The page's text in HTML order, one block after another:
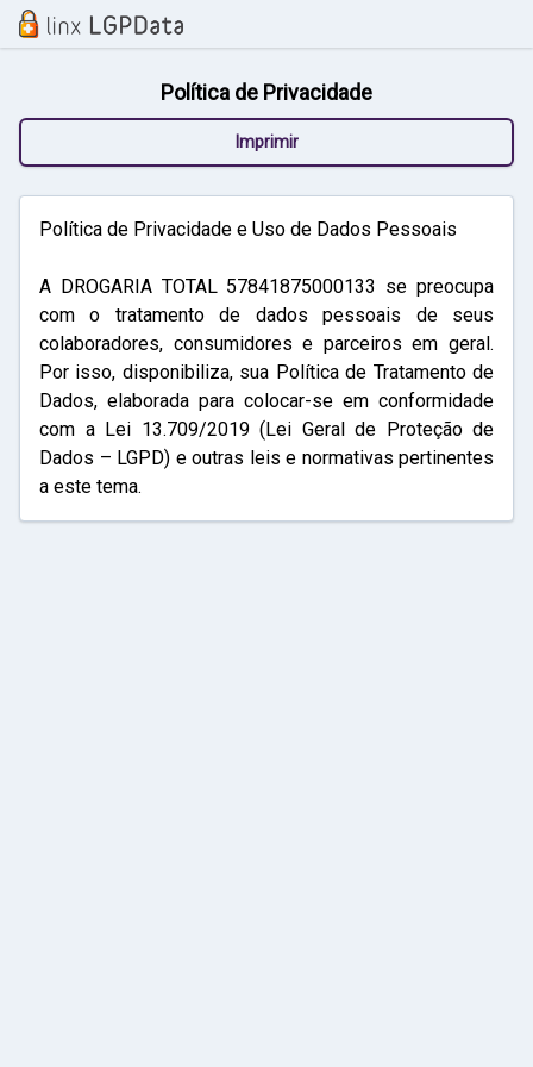
Política de Privacidade
Imprimir
Política de Privacidade e Uso de Dados Pessoais
A DROGARIA TOTAL 57841875000133 se preocupa
com o tratamento de dados pessoais de seus
colaboradores, consumidores e parceiros em geral.
Por isso, disponibiliza, sua Política de Tratamento de
Dados, elaborada para colocar-se em conformidade
com a Lei 13.709/2019 (Lei Geral de Proteção de
Dados – LGPD) e outras leis e normativas pertinentes
a este tema.